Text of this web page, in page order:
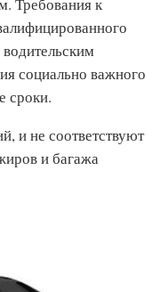
социально важного
сроки.
и не соответствуют
и багажа